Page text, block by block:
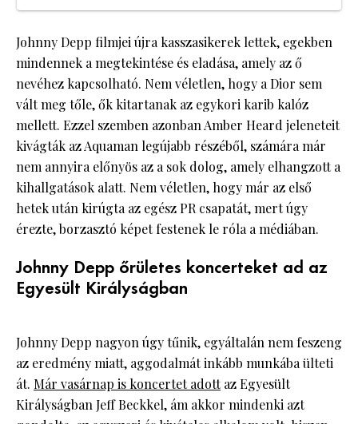
Johnny Depp filmjei újra kasszasikerek lettek, egekben
mindennek a megtekintése és eladása, amely az ő
nevéhez kapcsolható. Nem véletlen, hogy a Dior sem
vált meg tőle, ők kitartanak az egykori karib kalóz
mellett. Ezzel szemben azonban Amber Heard jeleneteit
kivágták az Aquaman legújabb részéből, számára már
nem annyira előnyös az a sok dolog, amely elhangzott a
kihallgatások alatt. Nem véletlen, hogy már az első
hetek után kirúgta az egész PR csapatát, mert úgy
érezte, borzasztó képet festenek le róla a médiában.
Johnny Depp őrületes koncerteket ad az
Egyesült Királyságban
Johnny Depp nagyon úgy tűnik, egyáltalán nem feszeng
az eredmény miatt, aggodalmát inkább munkába ülteti
át. Már vasárnap is koncertet adottaz Egyesült
Királyságban Jeff Beckkel, ám akkor mindenki azt